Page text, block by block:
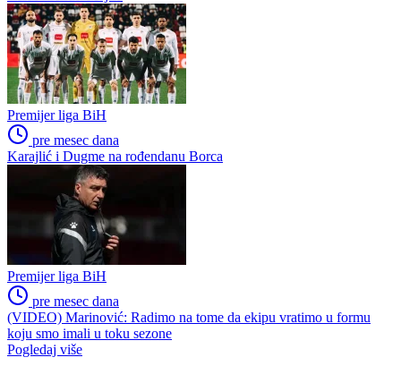
Premijer liga BiH
pre mesec dana
Karajlić i Dugme na rođendanu Borca
Premijer liga BiH
pre mesec dana
(VIDEO) Marinović: Radimo na tome da ekipu vratimo u formu
koju smo imali u toku sezone
Pogledaj više